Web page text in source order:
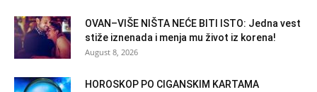
OVAN–VIŠE NIŠTA NEĆE BITI ISTO: Jedna vest
stiže iznenada i menja mu život iz korena!
August 8, 2026
HOROSKOP PO CIGANSKIM KARTAMA